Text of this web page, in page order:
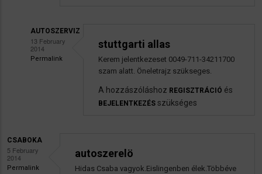
AUTOSZERVIZ
13 February
2014
Permalink
stuttgarti allas
Kerem jelentkezeset 0049-711-34211700
szam alatt. Öneletrajz szükseges.
A hozzászóláshoz REGISZTRÁCIÓ és
BEJELENTKEZÉS szükséges
CSABOKA
5 February
2014
Permalink
autoszerelö
Hidas Csaba vagyok.Eislingenben élek.Többéve